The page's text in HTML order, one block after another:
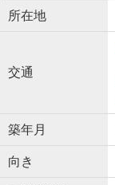
所在地
交通
築年月
向き